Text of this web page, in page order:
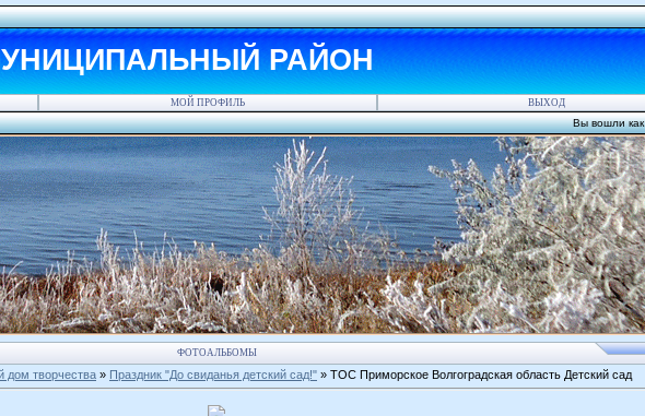
РАЙОН
МОЙ ПРОФИЛЬ ВЫХОД
Вы вошли как
ФОТОАЛЬБОМЫ
дом творчества » Праздник "До свиданья детский сад!" » ТОС Приморское Волгоградская область Детский сад